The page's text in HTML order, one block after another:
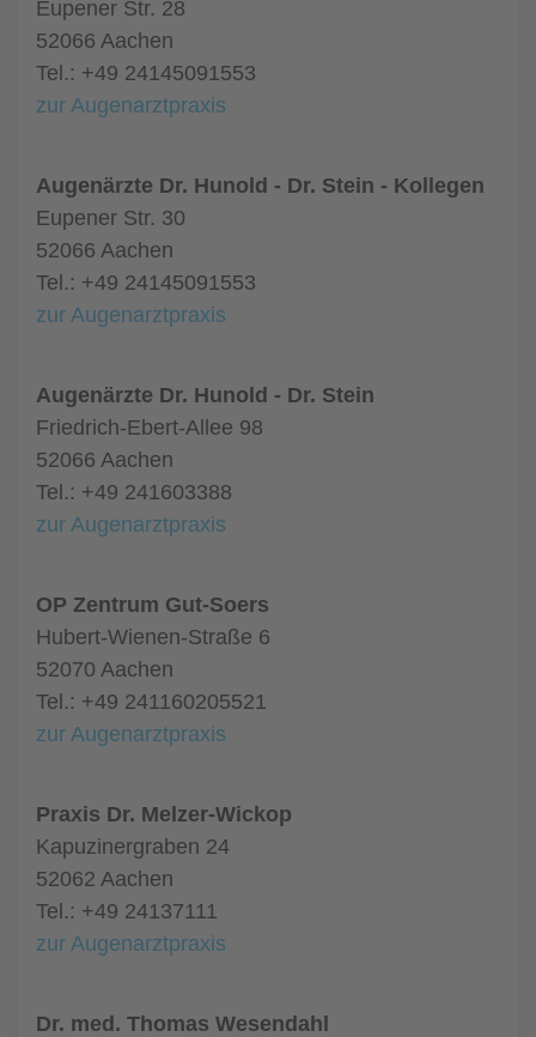
Eupener Str. 28
52066 Aachen
Tel.: +49 24145091553
zur Augenarztpraxis
Augenärzte Dr. Hunold - Dr. Stein - Kollegen
Eupener Str. 30
52066 Aachen
Tel.: +49 24145091553
zur Augenarztpraxis
Augenärzte Dr. Hunold - Dr. Stein
Friedrich-Ebert-Allee 98
52066 Aachen
Tel.: +49 241603388
zur Augenarztpraxis
OP Zentrum Gut-Soers
Hubert-Wienen-Straße 6
52070 Aachen
Tel.: +49 241160205521
zur Augenarztpraxis
Praxis Dr. Melzer-Wickop
Kapuzinergraben 24
52062 Aachen
Tel.: +49 24137111
zur Augenarztpraxis
Dr. med. Thomas Wesendahl